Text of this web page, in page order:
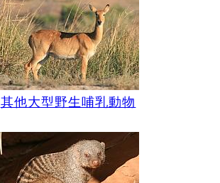
其他大型野生哺乳動物